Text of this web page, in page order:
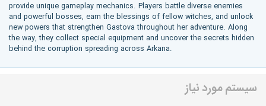
provide unique gameplay mechanics. Players battle diverse enemies
and powerful bosses, earn the blessings of fellow witches, and unlock
new powers that strengthen Gastova throughout her adventure. Along
the way, they collect special equipment and uncover the secrets hidden
behind the corruption spreading across Arkana.
سیستم مورد نیاز